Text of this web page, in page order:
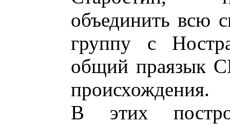
объединить всю
группу с
общий праязык
происхождения.
В этих